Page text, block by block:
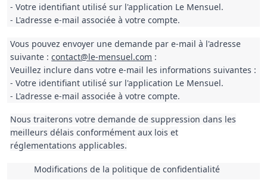
- Votre identifiant utilisé sur l'application Le Mensuel.
- L'adresse e-mail associée à votre compte.
Vous pouvez envoyer une demande par e-mail à l'adresse
suivante :contact@le-mensuel.com :
Veuillez inclure dans votree-mail les informations suivantes :
- Votre identifiant utilisé sur l'application Le Mensuel.
- L'adresse e-mail associée à votre compte.
Nous traiterons votre demande de suppression dans les
meilleurs délais conformément aux lois et
réglementations applicables.
Modifications de la politique de confidentialité